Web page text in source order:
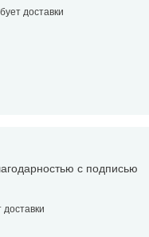
доставки
с подписью